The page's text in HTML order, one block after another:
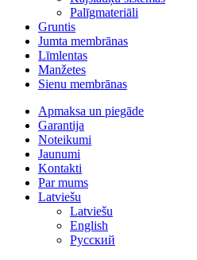
Palīgmateriāli
Gruntis
Jumta membrānas
Līmlentas
Manžetes
Sienu membrānas
Apmaksa un piegāde
Garantija
Noteikumi
Jaunumi
Kontakti
Par mums
Latviešu
Latviešu
English
Русский